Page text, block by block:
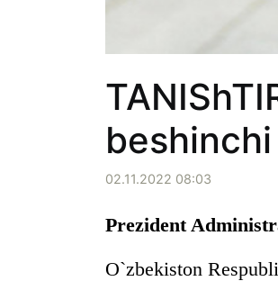
02.11.2022 08:03
Prezident
O`zbekiston